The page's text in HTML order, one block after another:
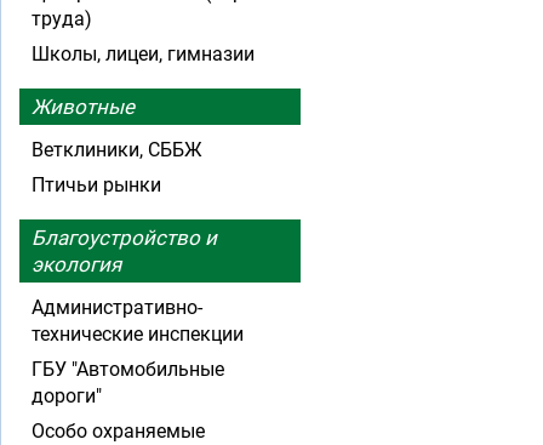
труда)
Школы, лицеи, гимназии
Животные
Ветклиники, СББЖ
Птичьи рынки
Благоустройство и
экология
Административно-
технические инспекции
ГБУ "Автомобильные
дороги"
Особо охраняемые